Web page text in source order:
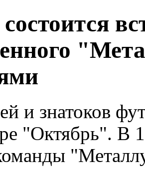
и знатоков
"Октябрь". В